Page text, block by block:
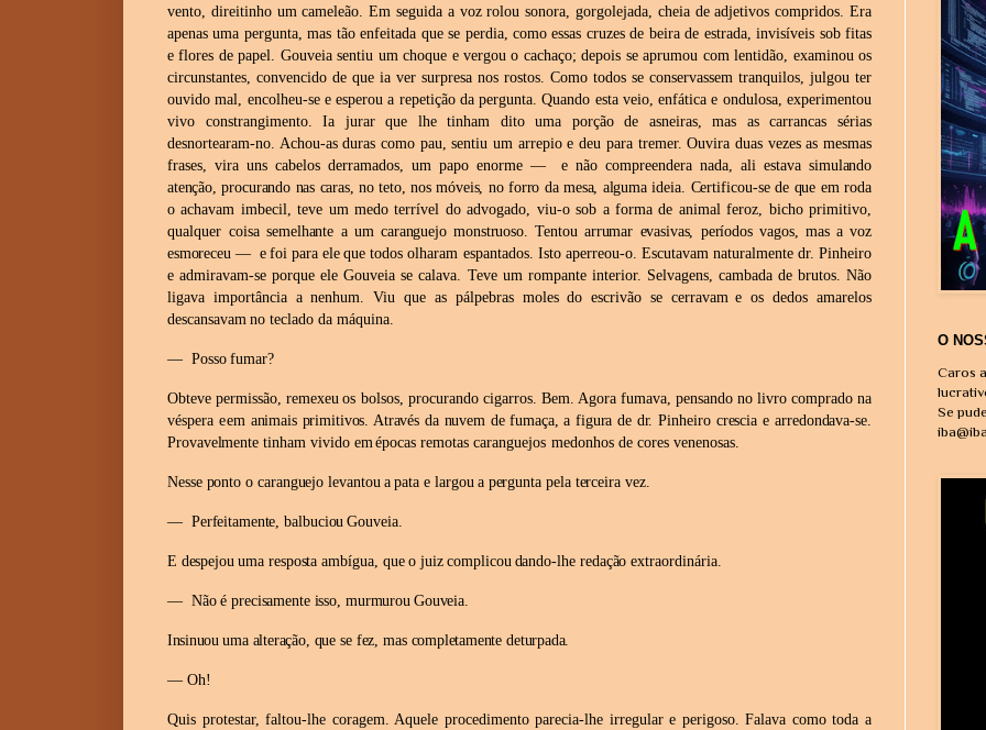
vento, direitinho um cameleão. Em seguida a voz rolou sonora, gorgolejada, cheia de adjetivos compridos. Era
apenas uma pergunta, mas tão enfeitada que se perdia, como essas cruzes de beira de estrada, invisíveis sob fitas
e flores de papel. Gouveia sentiu um choque e vergou o cachaço; depois se aprumou com lentidão, examinou os
circunstantes, convencido de que ia ver surpresa nos rostos. Como todos se conservassem tranquilos, julgou ter
ouvido mal, encolheu-se e esperou a repetição da pergunta. Quando esta veio, enfática e ondulosa, experimentou
vivo constrangimento. Ia jurar que lhe tinham dito uma porção de
asneiras, mas as carrancas sérias
desnortearam-no. Achou-as duras como pau, sentiu um arrepio e deu para tremer. Ouvira duas vezes as mesmas
frases, vira uns cabelos derramados, um papo enorme — e não compreendera nada, ali estava simulando
atenção, procurando nas caras, no teto, nos móveis, no forro da mesa, algumaideia. Certificou-se de que em roda
oachavam imbecil, teve um medo terrível do advogado, viu-o sob a forma de animal feroz, bicho primitivo,
qualquer coisa semelhante a um caranguejo monstruoso. Tentou arrumar evasivas, períodos vagos, mas a voz
esmoreceu — e foi para ele que todos olharam espantados. Isto aperreou-o. Escutavam naturalmente dr. Pinheiro
e admiravam-se porque ele Gouveia se calava. Teve um rompante interior. Selvagens, cambada de brutos. Não
ligava importância a nenhum. Viu que as pálpebras moles do escrivão se cerravam e os dedos amarelos
descansavam no teclado da máquina.
— Possofumar?
Obteve permissão, remexeu os bolsos, procurando cigarros. Bem. Agora fumava, pensando no livro comprado na
véspera eem animais primitivos. Através da nuvem de fumaça, a figura de dr.Pinheiro crescia e arredondava-se.
Provavelmente tinham vivido em épocas remotas caranguejos medonhos de cores venenosas.
Nesse ponto o caranguejo levantou a pata e largou a pergunta pela terceira vez.
— Perfeitamente, balbuciou Gouveia.
E despejou uma resposta ambígua, que o juiz complicou dando-lhe redação extraordinária.
— Não é precisamente isso, murmurou Gouveia.
Insinuou uma alteração, que se fez, mas completamente deturpada.
— Oh!
Quis protestar, faltou-lhe coragem. Aquele procedimento parecia-lhe irregular e perigoso. Falava como toda a
O
Caros
Se